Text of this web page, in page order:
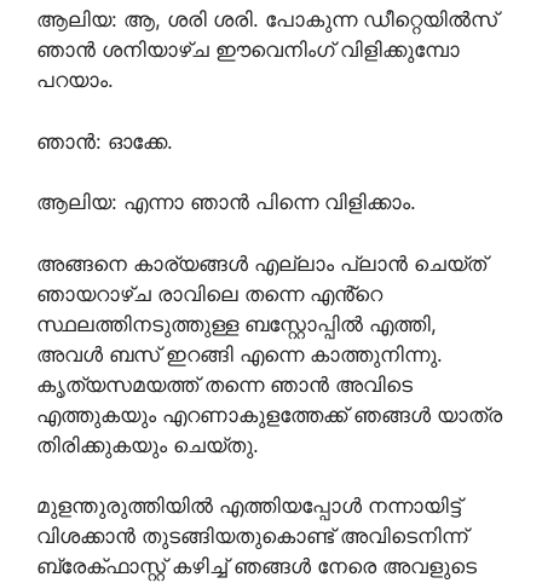
ആലിയ: ആ, ശരി ശരി. പോകുന്ന ഡീറ്റെയിൽസ്
ഞാൻ ശനിയാഴ്ച ഈവെനിംഗ് വിളിക്കുമ്പോ
പറയാം.
ഞാൻ: ഓക്കേ.
ആലിയ: എന്നാ ഞാൻ പിന്നെ വിളിക്കാം.
അങ്ങനെ കാര്യങ്ങൾ എല്ലാം പ്ലാൻ ചെയ്ത്
ഞായറാഴ്ച രാവിലെ തന്നെ എൻ്റെ
സ്ഥലത്തിനടുത്തുള്ള ബസ്റ്റോപ്പിൽ എത്തി,
അവൾ ബസ് ഇറങ്ങി എന്നെ കാത്തുനിന്നു.
കൃത്യസമയത്ത് തന്നെ ഞാൻ അവിടെ
എത്തുകയും എറണാകുളത്തേക്ക് ഞങ്ങൾ യാത്ര
തിരിക്കുകയും ചെയ്തു.
മുളന്തുരുത്തിയിൽ എത്തിയപ്പോൾ നന്നായിട്ട്
വിശക്കാൻ തുടങ്ങിയതുകൊണ്ട് അവിടെനിന്ന്
ബ്രേക്ഫാസ്റ്റ് കഴിച്ച് ഞങ്ങൾ നേരെ അവളുടെ